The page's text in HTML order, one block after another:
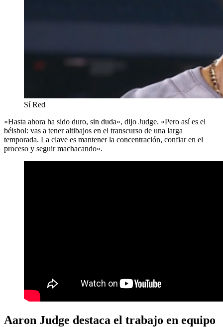
Sí Red
«Hasta ahora ha sido duro, sin duda», dijo Judge. «Pero así es el
béisbol: vas a tener altibajos en el transcurso de una larga
temporada. La clave es mantener la concentración, confiar en el
proceso y seguir machacando».
Aaron Judge destaca el trabajo en equipo